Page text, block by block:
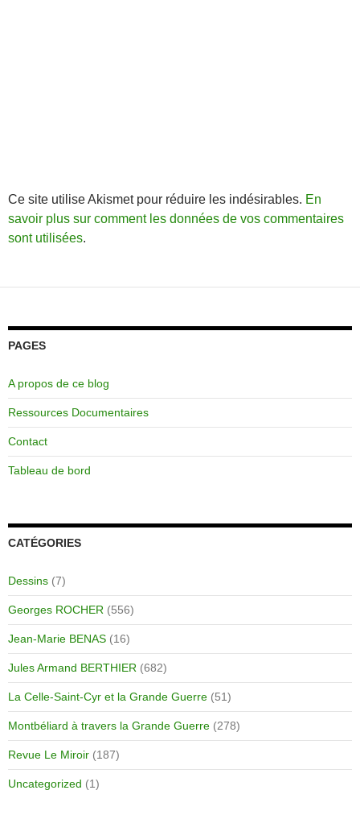
Ce site utilise Akismet pour réduire les indésirables. En
savoir plus sur comment les données de vos commentaires
sont utilisées.
PAGES
A propos de ce blog
Ressources Documentaires
Contact
Tableau de bord
CATÉGORIES
Dessins (7)
Georges ROCHER (556)
Jean-Marie BENAS (16)
Jules Armand BERTHIER (682)
La Celle-Saint-Cyr et la Grande Guerre (51)
Montbéliard à travers la Grande Guerre (278)
Revue Le Miroir (187)
Uncategorized (1)